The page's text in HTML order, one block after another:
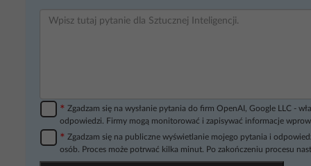
* Zgadzam się na wysłanie pytania do firm OpenAI, Google LLC -
odpowiedzi. Firmy mogą monitorować i zapisywać informacje
* Zgadzam się na publiczne wyświetlanie mojego pytania i
osób. Proces może potrwać kilka minut. Po zakończeniu procesu